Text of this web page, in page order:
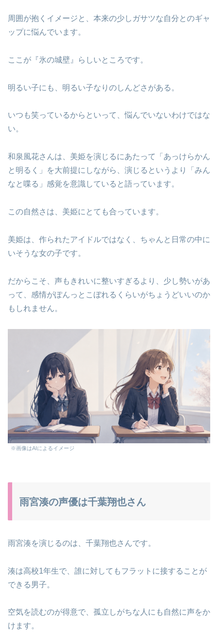
周囲が抱くイメージと、本来の少しガサツな自分とのギャ
ップに悩んでいます。
ここが『氷の城壁』らしいところです。
明るい子にも、明るい子なりのしんどさがある。
いつも笑っているからといって、悩んでいないわけではな
い。
和泉風花さんは、美姫を演じるにあたって「あっけらかん
と明るく」を大前提にしながら、演じるというより「みん
なと喋る」感覚を意識していると語っています。
この自然さは、美姫にとても合っています。
美姫は、作られたアイドルではなく、ちゃんと日常の中に
いそうな女の子です。
だからこそ、声もきれいに整いすぎるより、少し勢いがあ
って、感情がぽんっとこぼれるくらいがちょうどいいのか
もしれません。
※画像はAIによるイメージ
雨宮湊の声優は千葉翔也さん
雨宮湊を演じるのは、千葉翔也さんです。
湊は高校1年生で、誰に対してもフラットに接することが
できる男子。
空気を読むのが得意で、孤立しがちな人にも自然に声をか
けます。